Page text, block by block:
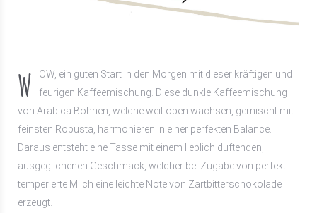
W
OW, ein guten Start in den Morgen mit dieser kräftigen und
feurigen Kaffeemischung. Diese dunkle Kaffeemischung
von Arabica Bohnen, welche weit oben wachsen, gemischt mit
feinsten Robusta, harmonieren in einer perfekten Balance.
Daraus entsteht eine Tasse mit einem lieblich duftenden,
ausgeglichenen Geschmack, welcher bei Zugabe von perfekt
temperierte Milch eine leichte Note von Zartbitterschokolade
erzeugt.